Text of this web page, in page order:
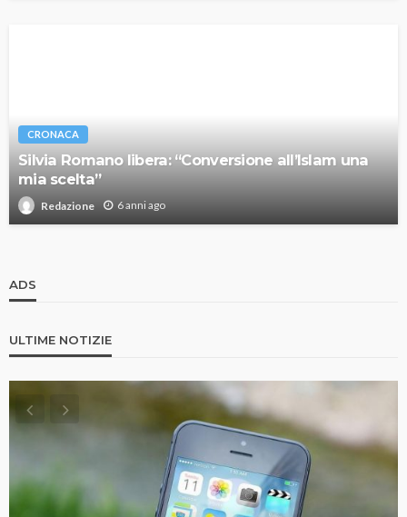
CRONACA
Silvia Romano libera: “Conversione all’Islam una
mia scelta”
Redazione 6 anni ago
ADS
ULTIME NOTIZIE